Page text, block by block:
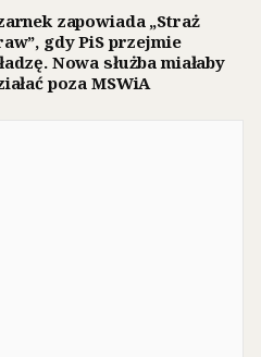
zapowiada „Straż
gdy PiS przejmie
Nowa służba miałaby
poza MSWiA